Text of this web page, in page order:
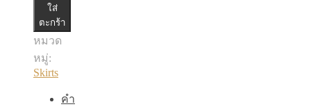
กป.ทรง
สอบ
สั้น
ชิ้น
ใส่
ตะกร้า
หมวด
หมู่:
Skirts
คำ